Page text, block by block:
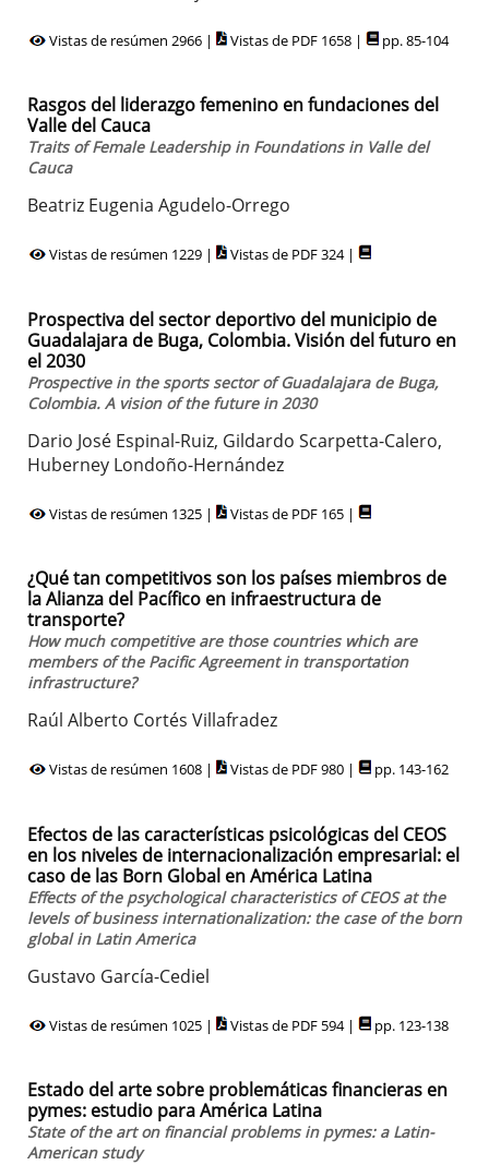
Vistas de resúmen 2966 | Vistas de PDF 1658 | pp. 85-104
Rasgos del liderazgo femenino en fundaciones del
Valle del Cauca
Traits of Female Leadership in Foundations in Valle del
Cauca
Beatriz Eugenia Agudelo-Orrego
Vistas de resúmen 1229 | Vistas de PDF 324 |
Prospectiva del sector deportivo del municipio de
Guadalajara de Buga, Colombia. Visión del futuro en
el 2030
Prospective in the sports sector of Guadalajara de Buga,
Colombia. A vision of the future in 2030
Dario José Espinal-Ruiz, Gildardo Scarpetta-Calero,
Huberney Londoño-Hernández
Vistas de resúmen 1325 | Vistas de PDF 165 |
¿Qué tan competitivos son los países miembros de
la Alianza del Pacífico en infraestructura de
transporte?
How much competitive are those countries which are
members of the Pacific Agreement in transportation
infrastructure?
Raúl Alberto Cortés Villafradez
Vistas de resúmen 1608 | Vistas de PDF 980 | pp. 143-162
Efectos de las características psicológicas del CEOS
en los niveles de internacionalización empresarial: el
caso de las Born Global en América Latina
Effects of the psychological characteristics of CEOS at the
levels of business internationalization: the case of the born
global in Latin America
Gustavo García-Cediel
Vistas de resúmen 1025 | Vistas de PDF 594 | pp. 123-138
Estado del arte sobre problemáticas financieras en
pymes: estudio para América Latina
State of the art on financial problems in pymes: a Latin-
American study